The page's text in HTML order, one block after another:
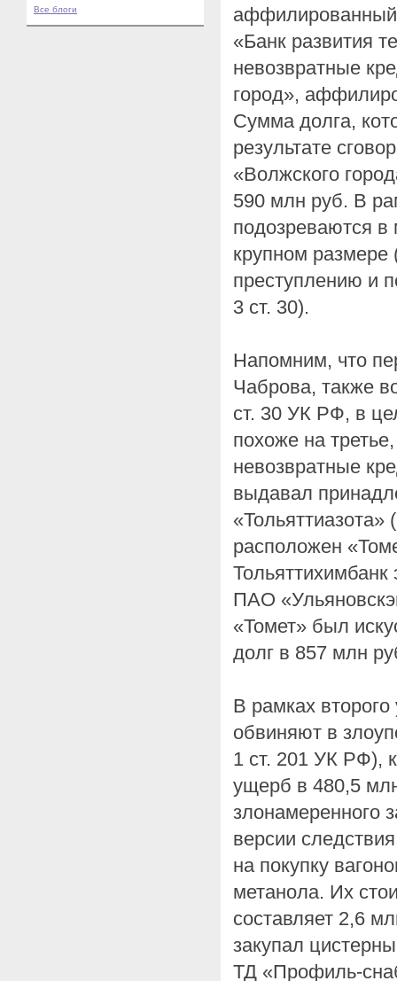
Все блоги
аффилированный
«Банк развития
невозвратные
город»,
Сумма долга,
результате
«Волжского
590 млн руб. В
подозреваются
крупном размере
преступлению и
3 cт. 30).
Напомним, что
Чаброва, также
ст. 30 УК РФ, в
похоже на
невозвратные
выдавал
«Тольяттиазота»
расположен
ПАО
«Томет» был
долг в 857 млн
В рамках
обвиняют в
1 ст. 201 УК РФ),
ущерб в 480,5
злонамеренного
версии
на покупку
метанола. Их
составляет 2,6
закупал
ТД «Профиль-